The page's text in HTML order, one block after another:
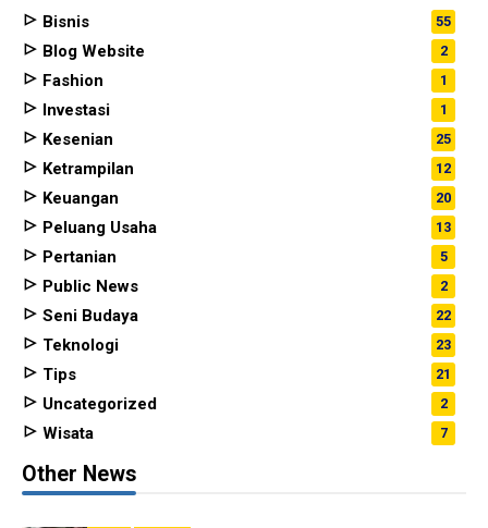
Bisnis 55
Blog Website 2
Fashion 1
Investasi 1
Kesenian 25
Ketrampilan 12
Keuangan 20
Peluang Usaha 13
Pertanian 5
Public News 2
Seni Budaya 22
Teknologi 23
Tips 21
Uncategorized 2
Wisata 7
Other News